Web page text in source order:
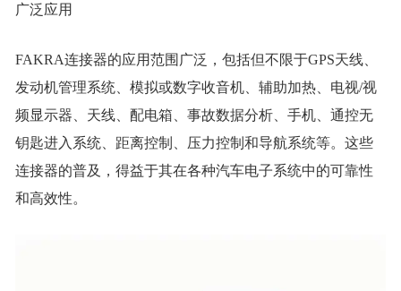
广泛应用
FAKRA连接器的应用范围广泛，包括但不限于GPS天线、
发动机管理系统、模拟或数字收音机、辅助加热、电视/视
频显示器、天线、配电箱、事故数据分析、手机、通控无
钥匙进入系统、距离控制、压力控制和导航系统等。这些
连接器的普及，得益于其在各种汽车电子系统中的可靠性
和高效性。